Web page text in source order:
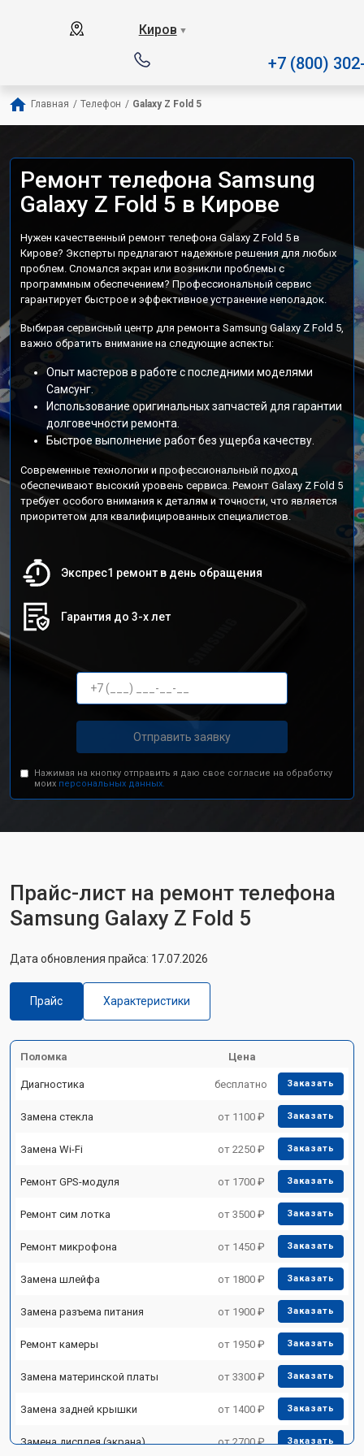
Киров ▼
+7 (800)
Главная / Телефон / Galaxy Z Fold 5
Ремонт телефона Samsung
Galaxy Z Fold 5 в Кирове
Нужен качественный ремонт телефона Galaxy Z Fold 5 в
Кирове? Эксперты предлагают надежные решения для любых
проблем. Сломался экран или возникли проблемы с
программным обеспечением? Профессиональный сервис
гарантирует быстрое и эффективное устранение неполадок.
Выбирая сервисный центр для ремонта Samsung Galaxy Z Fold 5,
важно обратить внимание на следующие аспекты:
Опыт мастеров в работе с последними моделями
Самсунг.
Использование оригинальных запчастей для гарантии
долговечности ремонта.
Быстрое выполнение работ без ущерба качеству.
Современные технологии и профессиональный подход
обеспечивают высокий уровень сервиса. Ремонт Galaxy Z Fold 5
требует особого внимания к деталям и точности, что является
приоритетом для квалифицированных специалистов.
Экспрес1 ремонт в день обращения
Гарантия до 3-х лет
Отправить заявку
Нажимая на кнопку отправить я даю свое согласие на обработку
моих персональных данных.
Прайс-лист на ремонт телефона
Samsung Galaxy Z Fold 5
Дата обновления прайса: 17.07.2026
Прайс Характеристики
Поломка Цена
Диагностика бесплатно Заказать
Замена стекла от 1100 ₽ Заказать
Замена Wi-Fi от 2250 ₽ Заказать
Ремонт GPS-модуля от 1700 ₽ Заказать
Ремонт сим лотка от 3500 ₽ Заказать
Ремонт микрофона от 1450 ₽ Заказать
Замена шлейфа от 1800 ₽ Заказать
Замена разъема питания от 1900 ₽ Заказать
Ремонт камеры от 1950 ₽ Заказать
Замена материнской платы от 3300 ₽ Заказать
Замена задней крышки от 1400 ₽ Заказать
Замена дисплея (экрана) от 2700 ₽ Заказать